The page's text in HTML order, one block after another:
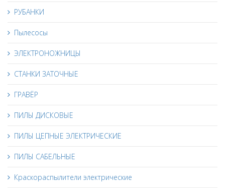
РУБАНКИ
Пылесосы
ЭЛЕКТРОНОЖНИЦЫ
СТАНКИ ЗАТОЧНЫЕ
ГРАВЁР
ПИЛЫ ДИСКОВЫЕ
ПИЛЫ ЦЕПНЫЕ ЭЛЕКТРИЧЕСКИЕ
ПИЛЫ САБЕЛЬНЫЕ
Краскораспылители электрические